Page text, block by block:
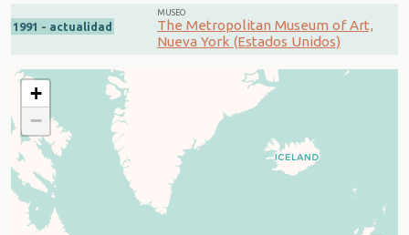
1991 - actualidad
MUSEO
The Metropolitan Museum of Art,
Nueva York (Estados Unidos)
+
−